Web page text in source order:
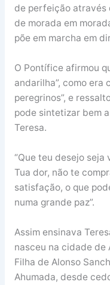
de perfeição através
de morada em
põe em marcha em
O Pontífice afirmou
andarilha”, como era
peregrinos”, e
pode sintetizar bem
Teresa.
“Que teu desejo seja
Tua dor, não te
satisfação, o que
numa grande paz”.
Assim ensinava
nasceu na cidade de
Filha de Alonso
Ahumada, desde